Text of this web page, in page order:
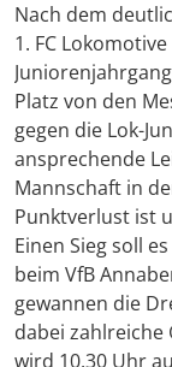
Nach dem
1. FC
Platz von den
gegen die Lok-
ansprechende
Mannschaft in
Punktverlust ist
Einen Sieg soll
beim VfB
gewannen die
dabei zahlreiche
wird 10.30 Uhr